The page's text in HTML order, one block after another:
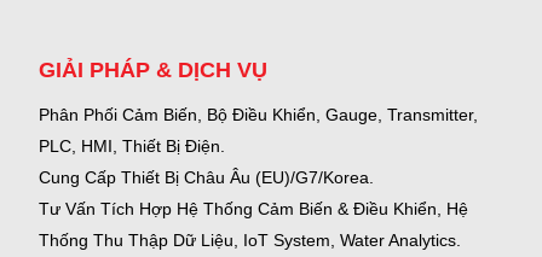
GIẢI PHÁP & DỊCH VỤ
Phân Phối Cảm Biến, Bộ Điều Khiển, Gauge, Transmitter,
PLC, HMI, Thiết Bị Điện.
Cung Cấp Thiết Bị Châu Âu (EU)/G7/Korea.
Tư Vấn Tích Hợp Hệ Thống Cảm Biến & Điều Khiển, Hệ
Thống Thu Thập Dữ Liệu, IoT System, Water Analytics.